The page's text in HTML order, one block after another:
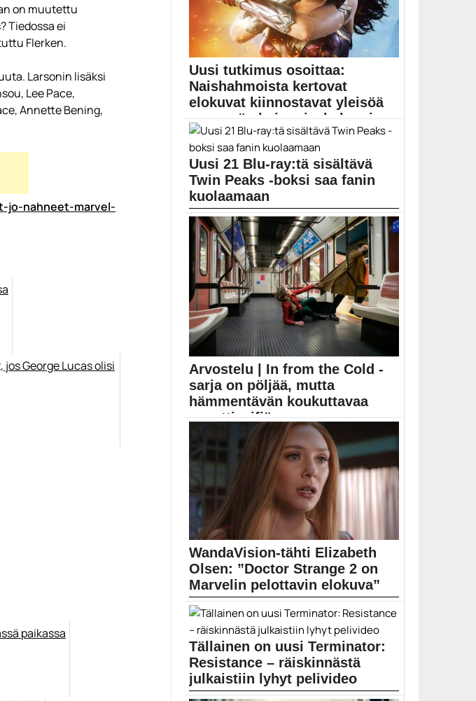
on muutettu
Tiedossa ei
Flerken.
Larsonin lisäksi
Lee Pace,
Annette Bening,
jo-nahneet-marvel-
Uusi tutkimus osoittaa:
Naishahmoista kertovat
elokuvat kiinnostavat yleisöä
enemmän kuin mieshahmoi...
Elokuviin on miespuolisten sankareiden rinnalle
alkanut tulla myös...
Elokuvat
Uusi 21 Blu-ray:tä sisältävä
Twin Peaks -boksi saa fanin
kuolaamaan
Twin Peaks -jättilootassa on kuusi tuntia uutta
bonusmateriaalia. ...
David Lynch
Arvostelu | In from the Cold -
sarja on pöljää, mutta
hämmentävän koukuttavaa
agenttiscifiä
In from the Cold -sarja iskee samaan pakettiin...
Adam Glass
WandaVision-tähti Elizabeth
Olsen: ”Doctor Strange 2 on
Marvelin pelottavin elokuva”
Doctor Strange in the Multiverse of Madness -elokuva...
Doctor Strange in the Multiverse of Madness
Tällainen on uusi Terminator:
Resistance – räiskinnästä
julkaistiin lyhyt pelivideo